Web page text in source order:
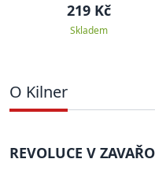
219 Kč
Skladem
O Kilner
REVOLUCE V